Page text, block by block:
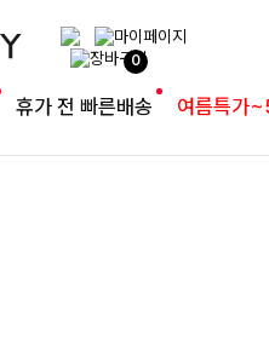
0
휴가 전 빠른배송 여름특가
코튼 팬츠
츠[S,M,L사이즈]